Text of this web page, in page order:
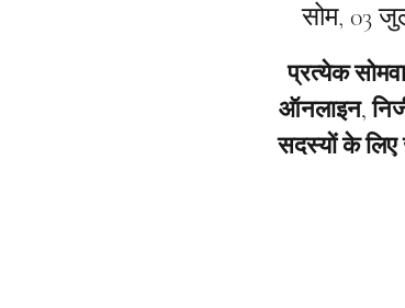
सोम, 03
प्रत्येक
ऑनलाइन,
सदस्यों के लिए